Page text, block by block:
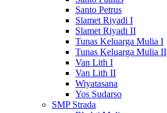
Santo Petrus
Slamet Riyadi I
Slamet Riyadi II
Tunas Keluarga Mulia I
Tunas Keluarga Mulia II
Van Lith I
Van Lith II
Wiyatasana
Yos Sudarso
SMP Strada